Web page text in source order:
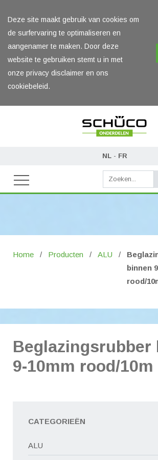
Deze site maakt gebruik van cookies om
de surfervaring te optimaliseren en
aangenamer te maken. Door deze
website te gebruiken stemt u in met
onze privacy disclaimer en ons
cookiebeleid.
NL- FR
Home / Producten / ALU /
binnen
rood/
Beglazingsrubber
9-10mm rood/10m
CATEGORIEËN
ALU